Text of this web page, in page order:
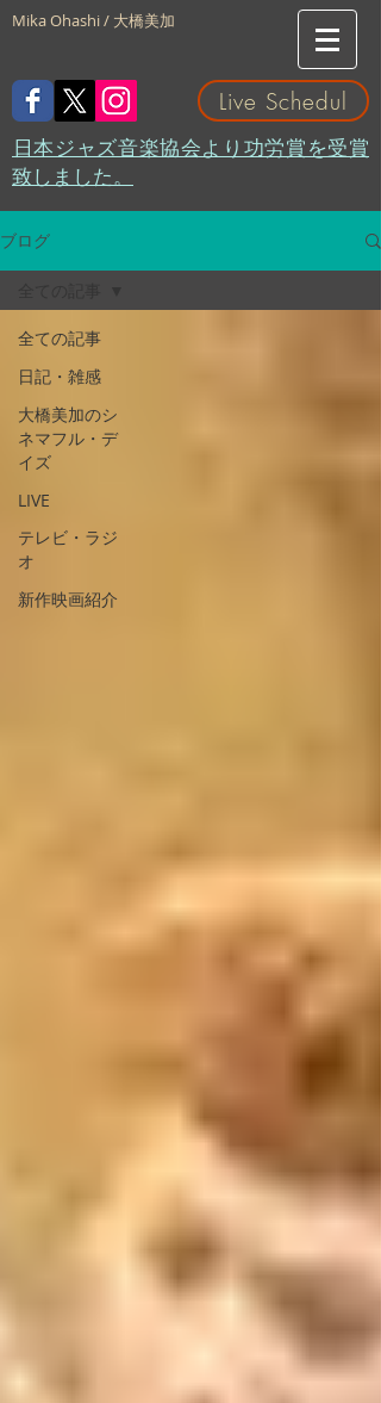
Mika Ohashi / 大橋美加
Live Schedul
​日本ジャズ音楽協会より功労賞を受賞
致しました。
ブログ
全ての記事
日記・雑感
大橋美加のシ
ネマフル・デ
イズ
LIVE
テレビ・ラジ
オ
新作映画紹介